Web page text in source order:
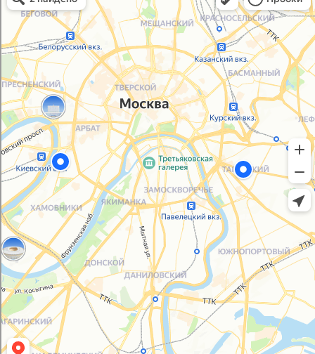
© 2021-2025, ООО "УПАКОВАЛИ ОНЛАЙН"
Сайт разработалаbogachevas